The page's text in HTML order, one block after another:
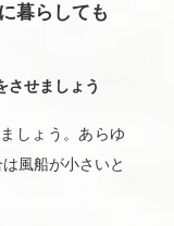
暮らしても
させましょう
しょう。あらゆ
風船が小さいと